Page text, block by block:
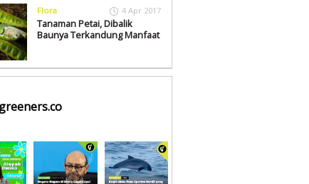
Flora 4 Apr 2017
Tanaman Petai, Dibalik
Baunya Terkandung Manfaat
greeners.co